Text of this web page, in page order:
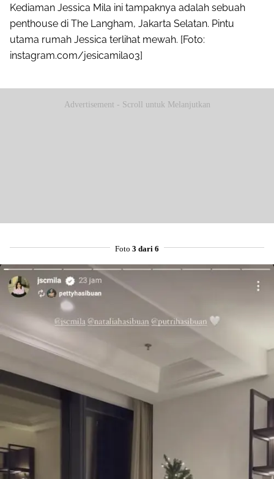
Kediaman Jessica Mila ini tampaknya adalah sebuah
penthouse di The Langham, Jakarta Selatan. Pintu
utama rumah Jessica terlihat mewah. [Foto:
instagram.com/jesicamila03]
Advertisement - Scroll untuk Melanjutkan
Foto 3 dari 6